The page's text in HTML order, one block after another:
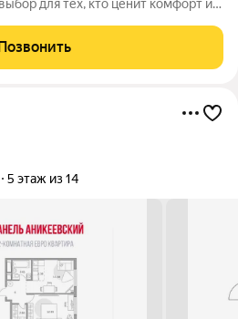
в 2025 году по
5 этаж из 14